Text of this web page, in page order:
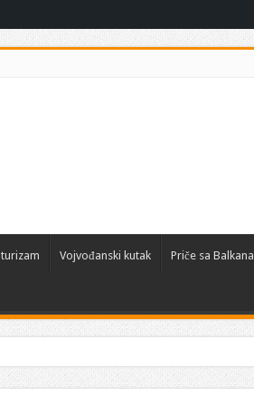
Vojvođanski kutak Priče sa Balkana